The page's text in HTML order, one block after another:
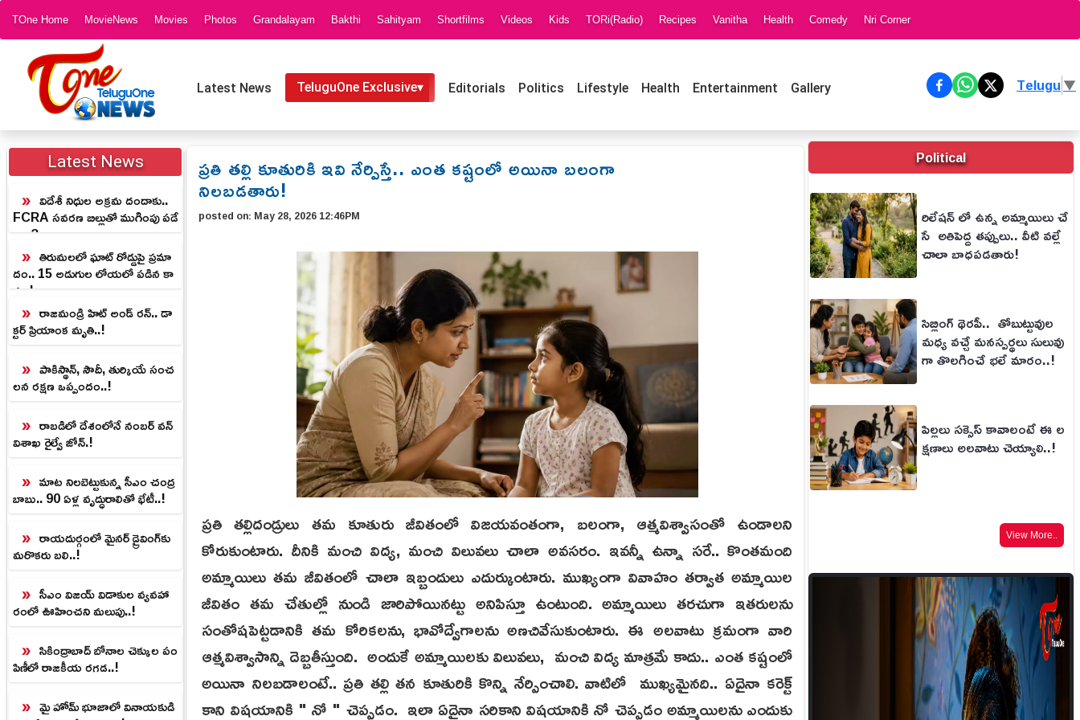
TOne Home MovieNews Movies Photos Grandalayam Bakthi Sahityam Shortfilms Videos Kids TORi(Radio) Recipes Vanitha Health Comedy Nri Corner
Latest News TeluguOne Exclusive▾ Editorials Politics Lifestyle Health Entertainment Gallery Telugu▼
Latest News
విదేశీ నిధుల అక్రమ దందాకు..
FCRA సవరణ బిల్లుతో ముగింపు పడే
నా..?
తిరుమలలో ఘాట్‌ రోడ్డుపై ప్రమా
దం.. 15 అడుగుల లోయలో పడిన కా
రు..!
రాజమండ్రి హిట్ అండ్ రన్.. డా
క్టర్ ప్రియాంక మృతి..!
పాకిస్థాన్, సౌదీ, తుర్కియే సంచ
లన రక్షణ ఒప్పందం..!
రాబడిలో దేశంలోనే నంబర్ వన్
విశాఖ రైల్వే జోన్.!
మాట నిలబెట్టుకున్న సీఎం చంద్ర
బాబు.. 90 ఏళ్ల వృద్ధురాలితో భేటీ..!
రాయదుర్గంలో మైనర్ డ్రైవింగ్‌కు
మరొకరు బలి..!
సీఎం విజయ్ విడాకుల వ్యవహా
రంలో ఊహించని మలుపు..!
సికింద్రాబాద్ బోనాల చెక్కుల పం
పిణీలో రాజకీయ రగడ..!
మై హోమ్ భూజాలో వినాయకుడి
ప్రతి తల్లి కూతురికి ఇవి నేర్పిస్తే.. ఎంత కష్టంలో అయినా బలంగా
నిలబడతారు!
posted on: May 28, 2026 12:46PM
ప్రతి తల్లిదండ్రులు తమ కూతురు జీవితంలో విజయవంతంగా, బలంగా, ఆత్మవిశ్వాసంతో ఉండాలని
కోరుకుంటారు. దీనికి మంచి విద్య, మంచి విలువలు చాలా అవసరం. ఇవన్నీ ఉన్నా సరే.. కొంతమంది
అమ్మాయిలు తమ జీవితంలో చాలా ఇబ్బందులు ఎదుర్కుంటారు. ముఖ్యంగా వివాహం తర్వాత అమ్మాయిల
జీవితం తమ చేతుల్లో నుండి జారిపోయినట్టు అనిపిస్తూ ఉంటుంది. అమ్మాయిలు తరచుగా ఇతరులను
సంతోషపెట్టడానికి తమ కోరికలను, భావోద్వేగాలను అణచివేసుకుంటారు. ఈ అలవాటు క్రమంగా వారి
ఆత్మవిశ్వాసాన్ని దెబ్బతీస్తుంది. అందుకే అమ్మాయిలకు విలువలు, మంచి విద్య మాత్రమే కాదు.. ఎంత కష్టంలో
అయినా నిలబడాలంటే.. ప్రతి తల్లి తన కూతురికి కొన్ని నేర్పించాలి. వాటిలో ముఖ్యమైనది.. ఏదైనా కరెక్ట్
కాని విషయానికి " నో " చెప్పడం. ఇలా ఏదైనా సరికాని విషయానికి నో చెప్పడం అమ్మాయిలను ఎందుకు
Political
రిలేషన్ లో ఉన్న అమ్మాయిలు చే
సే అతిపెద్ద తప్పులు.. వీటి వల్లే
చాలా బాధపడతారు!
సిబ్లింగ్ థెరపీ.. తోబుట్టువుల
మధ్య వచ్చే మనస్పర్థలు సులువు
గా తొలగించే భలే మార్గం..!
పిల్లలు సక్సెస్ కావాలంటే ఈ ల
క్షణాలు అలవాటు చెయ్యాలి..!
View More..